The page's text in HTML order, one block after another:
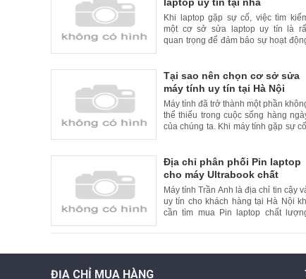
Khi laptop gặp sự cố, việc tìm
một cơ sở sửa laptop uy tín là
quan trọng để đảm bảo sự hoạt
tiện lợi cho khách hàng, nhiều cơ sở
sửa laptop uy tín đã cung cấp dịch vụ
sửa chữa tại nhà. Trong bài viết này,
chúng
Tại sao nên chọn cơ sở sửa
máy tính uy tín tại Hà Nội
Máy tính đã trở thành một phần
thể thiếu trong cuộc sống hàng
của chúng ta. Khi máy tính gặp sự cố,
nhiều cơ sở sửa máy tính uy tín và
chất lượng. Trong bài viết này, chúng
tôi xin giới thiệu lý do nên chọn cơ
Địa chỉ phân phối Pin laptop
cho máy Ultrabook chất
lượng cao và uy tín tại Hà
Máy tính Trần Anh là địa chỉ tin cậy
uy tín cho khách hàng tại Hà Nội
cần tìm mua Pin laptop chất
khách hàng những sản phẩm
ĐỊA CHỈ MUA HÀNG